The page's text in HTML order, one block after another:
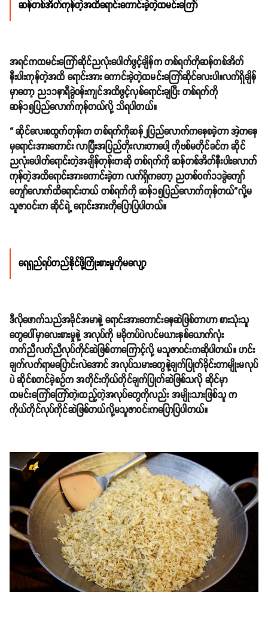
ဆန်တစ်အိတ်ကုန်တဲ့အထိရောင်းကောင်းခဲ့တဲ့ထမင်းကြော်
အရင်ကထမင်းကြော်ဆိုင်ညလုံးပေါက်ဖွင့်ချိန်က တစ်ရက်ကိုဆန်တစ်အိတ်
နီးပါးကုန်တဲ့အထိ ရောင်းအား ကောင်းခဲ့တဲ့ထမင်းကြော်ဆိုင်လေးပါ။လက်ရှိချိန်
မှာတော့ ည၁၁နာရီခွဲဝန်းကျင်အထိဖွင့်လှစ်ရောင်းချပြီး တစ်ရက်ကို
ဆန်၁၅ပြည်လောက်ကုန်တယ်လို့ သိရပါတယ်။
“ ဆိုင်လေးစထွက်တုန်းက တစ်ရက်ကိုဆန်၂ပြည်လောက်ကနေစခဲ့တာ အဲ့ကနေ
မှရောင်းအားကောင်း လာပြီးအပြည်တိုးလားတာပေါ့ ကိုဗစ်မတိုင်ခင်က ဆိုင်
ညလုံးပေါက်ရောင်းတဲ့အချိန်တုန်းကဆို တစ်ရက်ကို ဆန်တစ်အိတ်နီးပါးလောက်
ကုန်တဲ့အထိရောင်းအားကောင်းခဲ့တာ လက်ရှိကတော့ ညတစ်ဝက်၁၁ခွဲကျော်
ကျော်လောက်ထိရောင်းတယ် တစ်ရက်ကို ဆန်၁၅ပြည်လောက်ကုန်တယ်”လို့မ
သူဇာ၀င်းက ဆိုင်ရဲ့ ရောင်းအားကိုပြောပြပါတယ်။
ရေရှည်ရပ်တည်နိုင်ဖို့ကြိုးစားမှုကိုမလျော့
ဒီလိုဖောက်သည်အခိုင်အမာနဲ့ ရောင်းအားကောင်းနေဆဲဖြစ်တာဟာ စားသုံးသူ
တွေပေါ်မှာလေးစားမှုနဲ့ အလုပ်ကို မခိုကပ်ပဲလင်မယားနှစ်ယောက်လုံး
တက်ညီလက်ညီလုပ်ကိုင်ဆဲဖြစ်တာကြောင့်လို့ မသူဇာ၀င်းကဆိုပါတယ်။ ဟင်း
ချက်လက်ရာမပြောင်းလဲအောင် အလုပ်သမားတွေနဲ့ချက်ပြုတ်ခိုင်းတာမျိုးမလုပ်
ပဲ ဆိုင်စတင်ခဲ့စဥ်က အတိုင်းကိုယ်တိုင်ချက်ပြုတ်ဆဲဖြစ်သလို ဆိုင်မှာ
ထမင်းကြော်ကြော်တဲ့၊ထည့်တဲ့အလုပ်တွေကိုလည်း အမျိုးသားဖြစ်သူ က
ကိုယ်တိုင်လုပ်ကိုင်ဆဲဖြစ်တယ်လို့မသူဇာ၀င်းကပြောပြပါတယ်။